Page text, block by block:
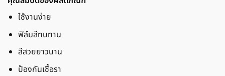
ใช้งานง่าย
ฟิล์มสีทนทาน
สีสวยยาวนาน
ป้องกันเชื้อรา